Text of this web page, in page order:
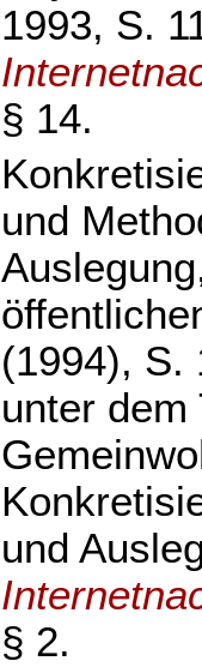
1993, S.
§ 14.
und
(1994), S.
unter dem
und
§ 2.